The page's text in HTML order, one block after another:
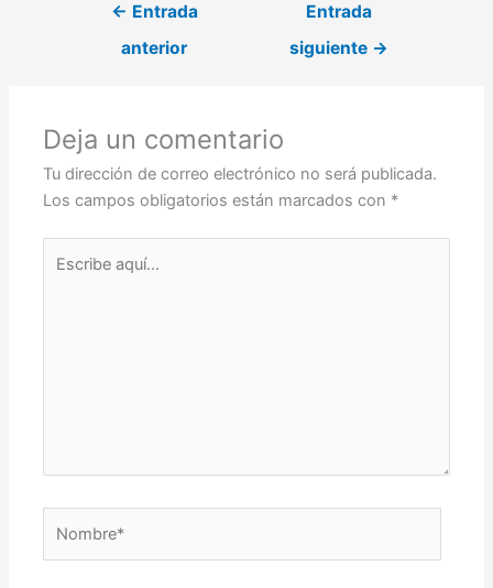
← Entrada
anterior
Entrada
siguiente →
Deja un comentario
Tu dirección de correo electrónico no será publicada.
Los campos obligatorios están marcados con *